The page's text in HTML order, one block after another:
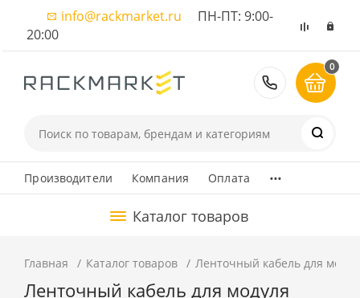
info@rackmarket.ru ПН-ПТ: 9:00-
20:00
8 (495)
0
Производители Компания Оплата ...
Каталог товаров
Главная Каталог товаров Ленточный кабель для
Ленточный кабель для модуля